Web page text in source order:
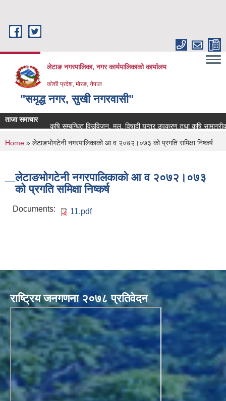
लेटाङ नगरपालिका, नगर कार्यपालिकाको कार्यालय
कोशी प्रदेश, मोरङ, नेपाल
"समृद्ध नगर, सुखी नगरवासी"
ताजा समाचार
कृषि सम्बन्धित विउविजन, मल, विषादी यन्त्र उपकरण तथा कृषि सामाग्रीको
You are here
Home » लेटाङभोगटेनी नगरपालिकाको आ‍ व‍ २०७२।०७३ को प्रगति समिक्षा निष्कर्ष
लेटाङभोगटेनी नगरपालिकाको आ‍ व‍ २०७२।०७३
को प्रगति समिक्षा निष्कर्ष
Documents: 11.pdf
राष्ट्रिय जनगणना २०७८ प्रतिवेदन